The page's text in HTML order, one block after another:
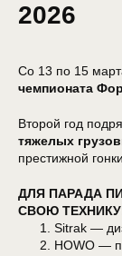
2026
Со 13 по 15
чемпионата
Второй год
тяжелых
престижной гонки.
ДЛЯ ПАРАДА
СВОЮ
Sitrak —
HOWO —